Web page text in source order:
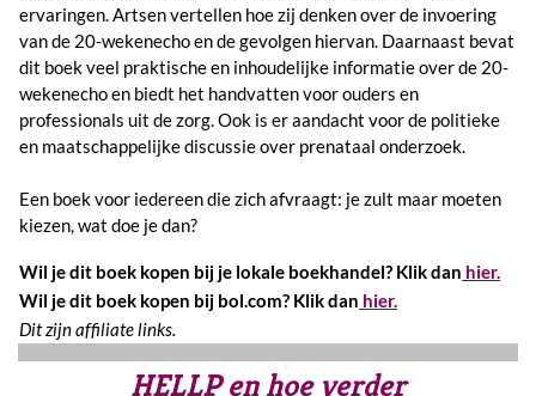
ervaringen. Artsen vertellen hoe zij denken over de invoering
van de 20-wekenecho en de gevolgen hiervan. Daarnaast bevat
dit boek veel praktische en inhoudelijke informatie over de 20-
wekenecho en biedt het handvatten voor ouders en
professionals uit de zorg. Ook is er aandacht voor de politieke
en maatschappelijke discussie over prenataal onderzoek.
Een boek voor iedereen die zich afvraagt: je zult maar moeten
kiezen, wat doe je dan?
Wil je dit boek kopen bij je lokale boekhandel? Klik dan hier.
Wil je dit boek kopen bij bol.com? Klik dan hier.
Dit zijn affiliate links.
HELLP en hoe verder